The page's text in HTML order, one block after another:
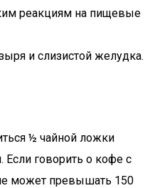
реакциям на пищевые
и слизистой желудка.
½ чайной ложки
говорить о кофе с
может превышать 150